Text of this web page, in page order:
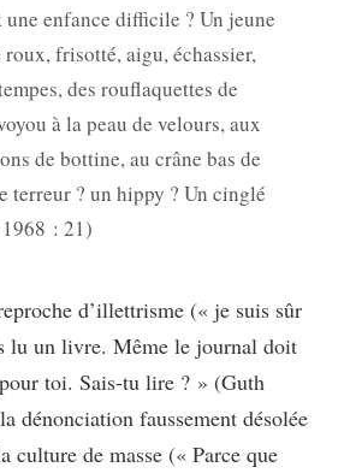
une enfance difficile ? Un jeune
frisotté, aigu, échassier,
des rouflaquettes de
à la peau de velours, aux
de bottine, au crâne bas de
terreur ? un hippy ? Un cinglé
: 21)
d’illettrisme (« je suis sûr
lu un livre. Même le journal doit
toi. Sais-tu lire ? » (Guth
dénonciation faussement désolée
culture de masse (« Parce que